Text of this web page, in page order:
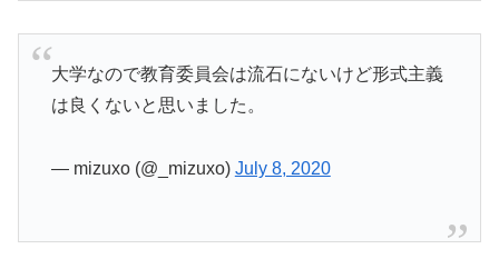
大学なので教育委員会は流石にないけど形式主義
は良くないと思いました。
— mizuxo (@_mizuxo) July 8, 2020